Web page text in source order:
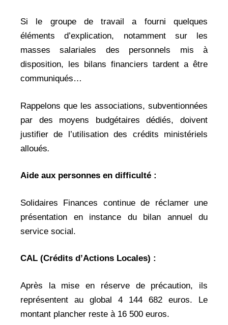
Si le groupe de travail a fourni quelques
éléments d’explication, notamment sur les
masses salariales des personnels mis à
disposition, les bilans financiers tardent a être
communiqués…
Rappelons que les associations, subventionnées
par des moyens budgétaires dédiés, doivent
justifier de l’utilisation des crédits ministériels
alloués.
Aide aux personnes en difficulté :
Solidaires Finances continue de réclamer une
présentation en instance du bilan annuel du
service social.
CAL (Crédits d’Actions Locales) :
Après la mise en réserve de précaution, ils
représentent au global 4 144 682 euros. Le
montant plancher reste à 16 500 euros.